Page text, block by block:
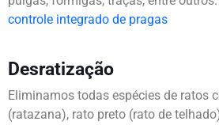
controle integrado de pragas
Desratização
Eliminamos todas espécies de ratos
(ratazana), rato preto (rato de